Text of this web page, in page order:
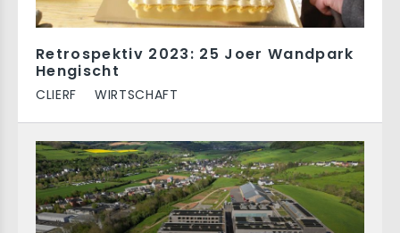
Retrospektiv 2023: 25 Joer Wandpark
Hengischt
CLIERF WIRTSCHAFT